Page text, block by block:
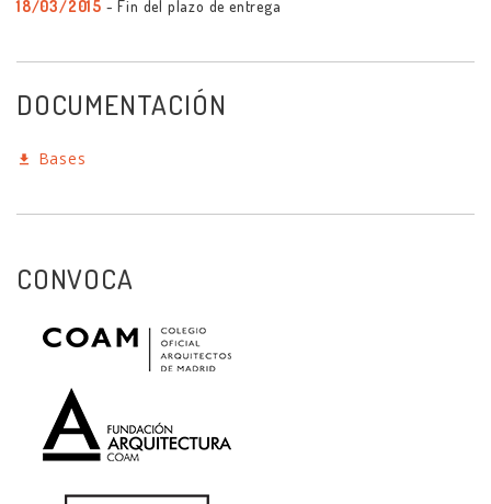
18/03/2015 - Fin del plazo de entrega
DOCUMENTACIÓN
Bases
CONVOCA